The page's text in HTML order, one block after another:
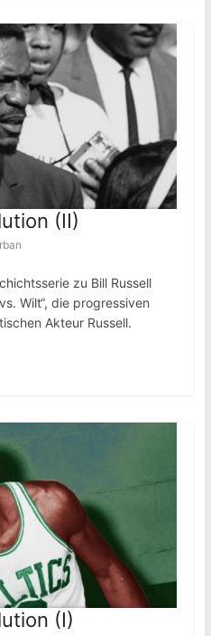
(II)
zu Bill Russell
Wilt“, die progressiven
Akteur Russell.
(I)